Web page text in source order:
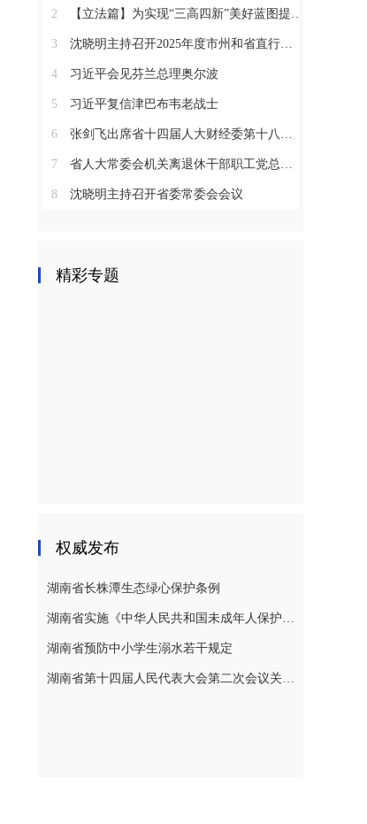
2 【立法篇】为实现“三高四新”美好蓝图提供坚实法治保障
3 沈晓明主持召开2025年度市州和省直行业系统党（工）委书记抓基层党建工作述职评议会议
4 习近平会见芬兰总理奥尔波
5 习近平复信津巴布韦老战士
6 张剑飞出席省十四届人大财经委第十八次全体会议
7 省人大常委会机关离退休干部职工党总支召开2025年度总结表彰大会
8 沈晓明主持召开省委常委会会议
精彩专题
权威发布
湖南省长株潭生态绿心保护条例
湖南省实施《中华人民共和国未成年人保护法》若干规定
湖南省预防中小学生溺水若干规定
湖南省第十四届人民代表大会第二次会议关于湖南省人民代表大会常务委员会工作报告的决议